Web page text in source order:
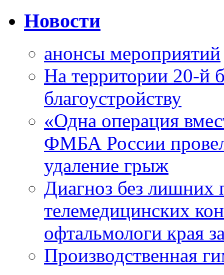
Новости
анонсы мероприятий
На территории 20-й
благоустройству
«Одна операция
ФМБА России
удаление грыж
Диагноз без лишних
телемедицинских
офтальмологи края
Производственная